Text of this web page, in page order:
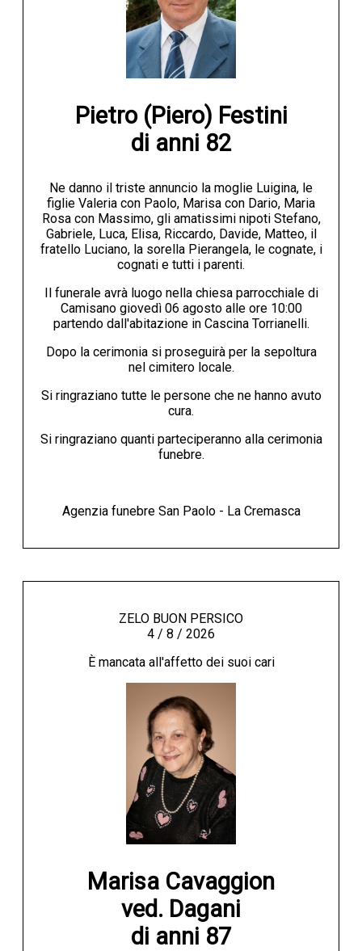
Pietro (Piero) Festini
di anni 82
Ne danno il triste annuncio la moglie Luigina, le
figlie Valeria con Paolo, Marisa con Dario, Maria
Rosa con Massimo, gli amatissimi nipoti Stefano,
Gabriele, Luca, Elisa, Riccardo, Davide, Matteo, il
fratello Luciano, la sorella Pierangela, le cognate, i
cognati e tutti i parenti.
Il funerale avrà luogo nella chiesa parrocchiale di
Camisano giovedì 06 agosto alle ore 10:00
partendo dall'abitazione in Cascina Torrianelli.
Dopo la cerimonia si proseguirà per la sepoltura
nel cimitero locale.
Si ringraziano tutte le persone che ne hanno avuto
cura.
Si ringraziano quanti parteciperanno alla cerimonia
funebre.
Agenzia funebre San Paolo - La Cremasca
ZELO BUON PERSICO
4 / 8 / 2026
È mancata all'affetto dei suoi cari
Marisa Cavaggion
ved. Dagani
di anni 87